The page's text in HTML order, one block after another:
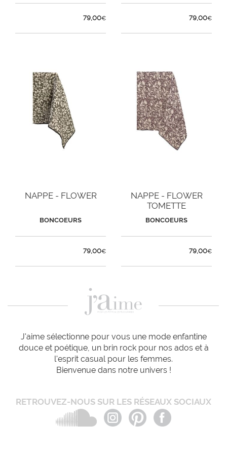
79,00€ 79,00€
NAPPE - FLOWER
BONCOEURS
79,00€
NAPPE - FLOWER
TOMETTE
BONCOEURS
79,00€
J'aime sélectionne pour vous une mode enfantine
douce et poétique, un brin rock pour nos ados et à
l'esprit casual pour les femmes.
Bienvenue dans notre univers !
RETROUVEZ-NOUS SUR LES RÉSEAUX SOCIAUX